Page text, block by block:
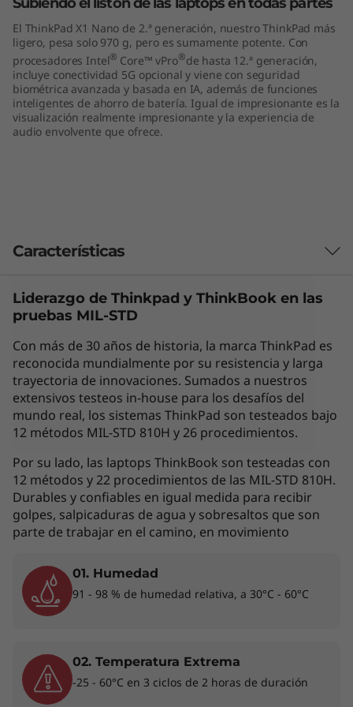
1
3
e
El ThinkPad X1 Nano de 2.ª generación, nuestro ThinkPad más
ligero, pesa solo 970 g, pero es sumamente potente. Con
procesadores Intel® Core™ vPro®de hasta 12.ª generación,
incluye conectividad 5G opcional y viene con seguridad
biométrica avanzada y basada en IA, además de funciones
inteligentes de ahorro de batería. Igual de impresionante es la
visualización realmente impresionante y la experiencia de
audio envolvente que ofrece.
Características
Los accesorios exhibidos no están incluidos
Las características de cada producto pueden
variar según el país de adquisición del mismo,
por lo que la siguiente descripción no debe ser
interpretada como un compromiso
contractual. Te invitamos a revisar las
características específicas para cada producto
antes de realizar la compra online en la sección
'Ver Modelos' de esta misma página, o con un
asesor de ventas si es en una tienda física.
Rendimiento de ensueño en todas partes
Con procesadores Intel
GB, el ThinkPad X1 Nano puede con todo sin
esfuerzo. Diseñada teniendo en cuenta el
rendimiento y la capacidad de respuesta en
Liderazgo de Thinkpad y ThinkBook en las
pruebas MIL-STD
Con más de 30 años de historia, la marca ThinkPad es
reconocida mundialmente por su resistencia y larga
trayectoria de innovaciones. Sumados a nuestros
extensivos testeos in-house para los desafíos del
mundo real, los sistemas ThinkPad son testeados bajo
12 métodos MIL-STD 810H y 26 procedimientos.
Por su lado, las laptops ThinkBook son testeadas con
12 métodos y 22 procedimientos de las MIL-STD 810H.
Durables y confiables en igual medida para recibir
golpes, salpicaduras de agua y sobresaltos que son
parte de trabajar en el camino, en movimiento
01. Humedad
91 - 98 % de humedad relativa, a 30°C - 60°C
02. Temperatura Extrema
-25 - 60°C en 3 ciclos de 2 horas de duración